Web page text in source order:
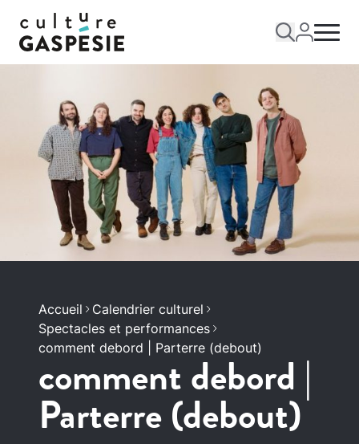
Accueil
Calendrier culturel
Spectacles et performances
comment debord | Parterre (debout)
comment debord |
Parterre (debout)